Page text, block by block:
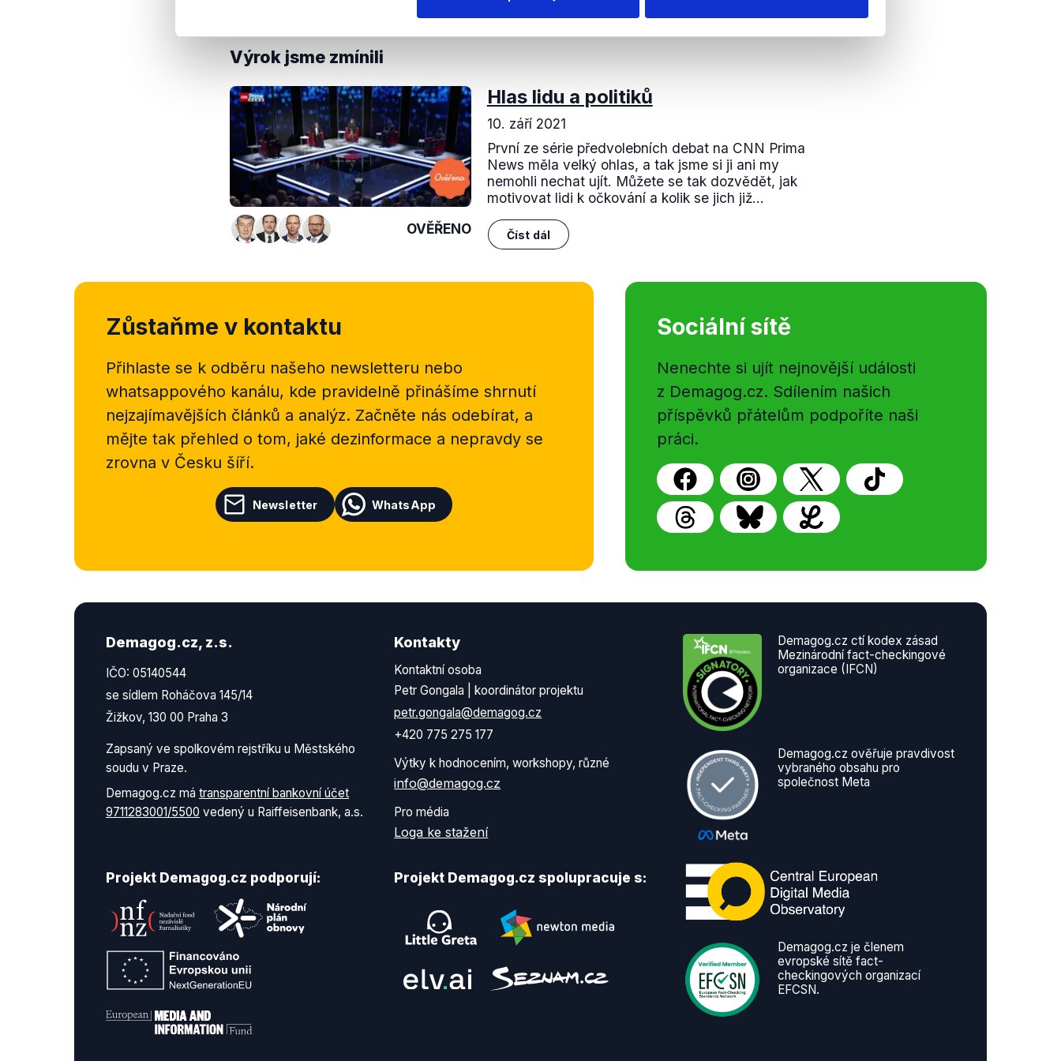
Výrok jsme zmínili
OVĚŘENO
Hlas lidu a politiků
10. září 2021
První ze série předvolebních debat na CNN Prima
News měla velký ohlas, a tak jsme si ji ani my
nemohli nechat ujít. Můžete se tak dozvědět, jak
motivovat lidi k očkování a kolik se jich již...
Číst dál
Zůstaňme v kontaktu
Přihlaste se k odběru našeho newsletteru nebo
whatsappového kanálu, kde pravidelně přinášíme shrnutí
nejzajímavějších článků a analýz. Začněte nás odebírat, a
mějte tak přehled o tom, jaké dezinformace a nepravdy se
zrovna v Česku šíří.
Newsletter WhatsApp
Sociální sítě
Nenechte si ujít nejnovější události
z Demagog.cz. Sdílením našich
příspěvků přátelům podpoříte naši
práci.
Demagog.cz, z.s.
IČO: 05140544
se sídlem Roháčova 145/14
Žižkov, 130 00 Praha 3
Zapsaný ve spolkovém rejstříku u Městského
soudu v Praze.
Demagog.cz má transparentní bankovní účet
9711283001/5500 vedený u Raiffeisenbank, a.s.
Kontakty
Kontaktní osoba
Petr Gongala | koordinátor projektu
petr.gongala@demagog.cz
+420 775 275 177
Výtky k hodnocením, workshopy, různé
info@demagog.cz
Pro média
Loga ke stažení
Projekt Demagog.cz podporují: Projekt Demagog.cz spolupracuje s:
Demagog.cz ctí kodex zásad
Mezinárodní fact-checkingové
organizace (IFCN)
Demagog.cz ověřuje pravdivost
vybraného obsahu pro
společnost Meta
Demagog.cz je členem
evropské sítě fact-
checkingových organizací
EFCSN.